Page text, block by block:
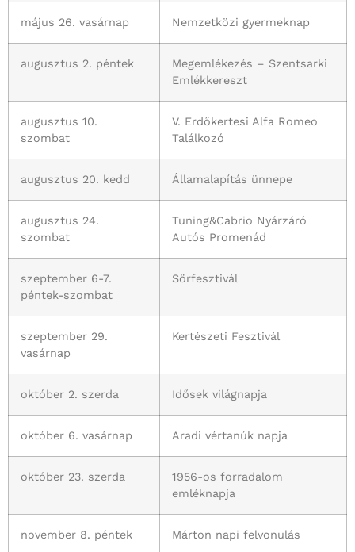
május 26. vasárnap Nemzetközi gyermeknap
augusztus 2. péntek
Megemlékezés – Szentsarki
Emlékkereszt
augusztus 10.
szombat
V. Erdőkertesi Alfa Romeo
Találkozó
augusztus 20. kedd Államalapítás ünnepe
augusztus 24.
szombat
Tuning&Cabrio Nyárzáró
Autós Promenád
szeptember 6-7.
péntek-szombat
Sörfesztivál
szeptember 29.
vasárnap
Kertészeti Fesztivál
október 2. szerda Idősek világnapja
október 6. vasárnap Aradi vértanúk napja
október 23. szerda
1956-os forradalom
emléknapja
november 8. péntek Márton napi felvonulás